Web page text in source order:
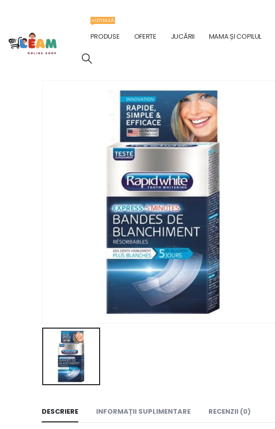
PRODUSE
VIZITEAZĂ
OFERTE JUCĂRII MAMA ȘI COPILUL
DESCRIERE INFORMAȚII SUPLIMENTARE RECENZII (0)